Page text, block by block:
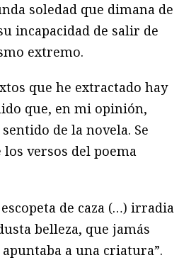
soledad que dimana de
incapacidad de salir de
extremo.
que he extractado hay
que, en mi opinión,
de la novela. Se
versos del poema
de caza (…) irradia
belleza, que jamás
a una criatura”.